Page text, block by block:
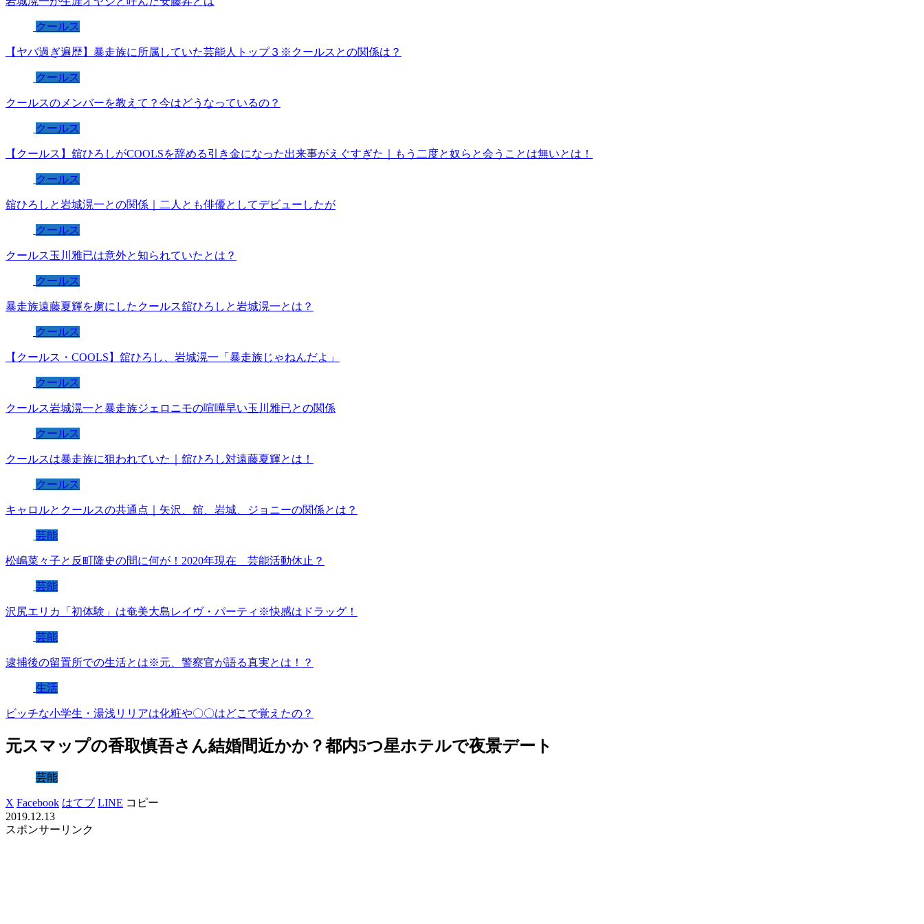
クールス
【ヤバ過ぎ遍歴】暴走族に所属していた芸能人トップ３※クールスとの関係は？
クールス
クールスのメンバーを教えて？今はどうなっているの？
クールス
【クールス】舘ひろしがCOOLSを辞める引き金になった出来事がえぐすぎた｜もう二度と奴らと会うことは無いとは！
クールス
舘ひろしと岩城滉一との関係｜二人とも俳優としてデビューしたが
クールス
クールス玉川雅已は意外と知られていたとは？
クールス
暴走族遠藤夏輝を虜にしたクールス舘ひろしと岩城滉一とは？
クールス
【クールス・COOLS】舘ひろし、岩城滉一「暴走族じゃねんだよ」
クールス
クールス岩城滉一と暴走族ジェロニモの喧嘩早い玉川雅已との関係
クールス
クールスは暴走族に狙われていた｜舘ひろし対遠藤夏輝とは！
クールス
キャロルとクールスの共通点｜矢沢、舘、岩城、ジョニーの関係とは？
芸能
松嶋菜々子と反町隆史の間に何が！2020年現在 芸能活動休止？
芸能
沢尻エリカ「初体験」は奄美大島レイヴ・パーティ※快感はドラッグ！
芸能
逮捕後の留置所での生活とは※元、警察官が語る真実とは！？
生活
ビッチな小学生・湯浅リリアは化粧や〇〇はどこで覚えたの？
元スマップの香取慎吾さん結婚間近かか？都内5つ星ホテルで夜景デート
芸能
X Facebook はてブ LINE コピー
2019.12.13
スポンサーリンク